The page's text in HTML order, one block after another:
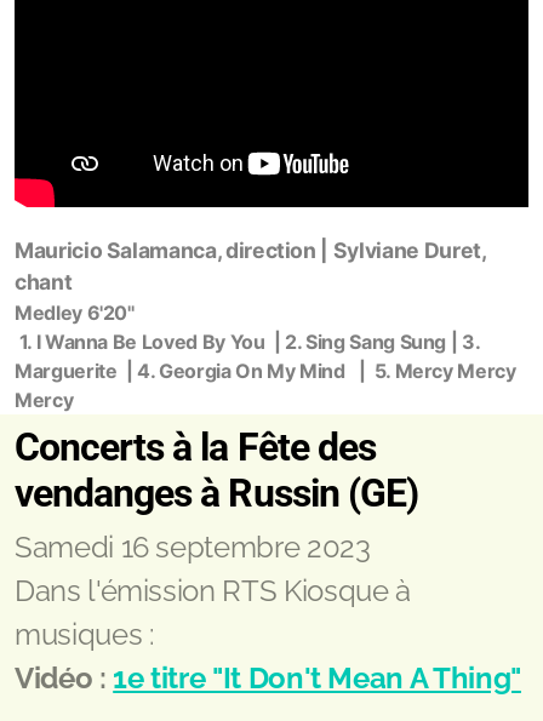
Mauricio Salamanca, direction | Sylviane Duret,
chant
Medley 6'20''
1. I Wanna Be Loved By You | 2. Sing Sang Sung | 3.
Marguerite | 4. Georgia On My Mind | 5. Mercy Mercy
Mercy
Concerts à la Fête des
vendanges à Russin (GE)
Samedi 16 septembre 2023
Dans l'émission RTS Kiosque à
musiques :
Vidéo : 1e titre "It Don't Mean A Thing"